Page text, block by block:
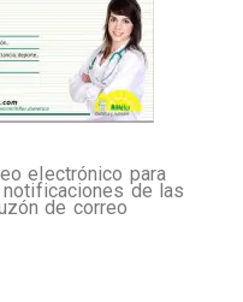
electrónico para
de las
de correo